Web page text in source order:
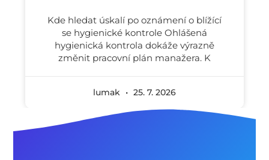
Kde hledat úskalí po oznámení o blížící
se hygienické kontrole Ohlášená
hygienická kontrola dokáže výrazně
změnit pracovní plán manažera. K
lumak 25. 7. 2026